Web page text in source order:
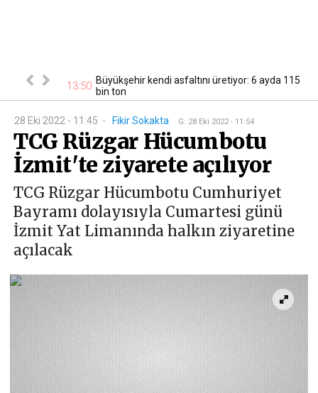
keyfi 13:50 Büyükşehir kendi asfaltını üretiyor: 6 ayda 115
bin ton
28 Eki 2022 - 11:45 - Fikir Sokakta G: 28 Eki 2022 - 11:54
TCG Rüzgar Hücumbotu
İzmit'te ziyarete açılıyor
TCG Rüzgar Hücumbotu Cumhuriyet
Bayramı dolayısıyla Cumartesi günü
İzmit Yat Limanında halkın ziyaretine
açılacak